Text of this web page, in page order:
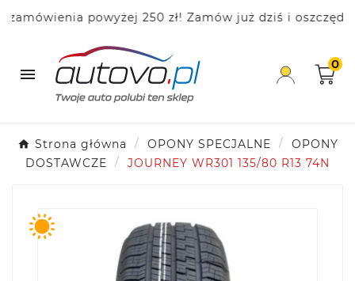
powyżej 250 zł! Zamów już dziś i oszczędzaj!

0
Strona główna OPONY SPECJALNE
OPONY
DOSTAWCZE
JOURNEY WR301 135/80 R13 74N